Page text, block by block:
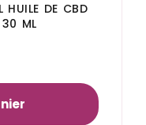
DE CBD
30 ML